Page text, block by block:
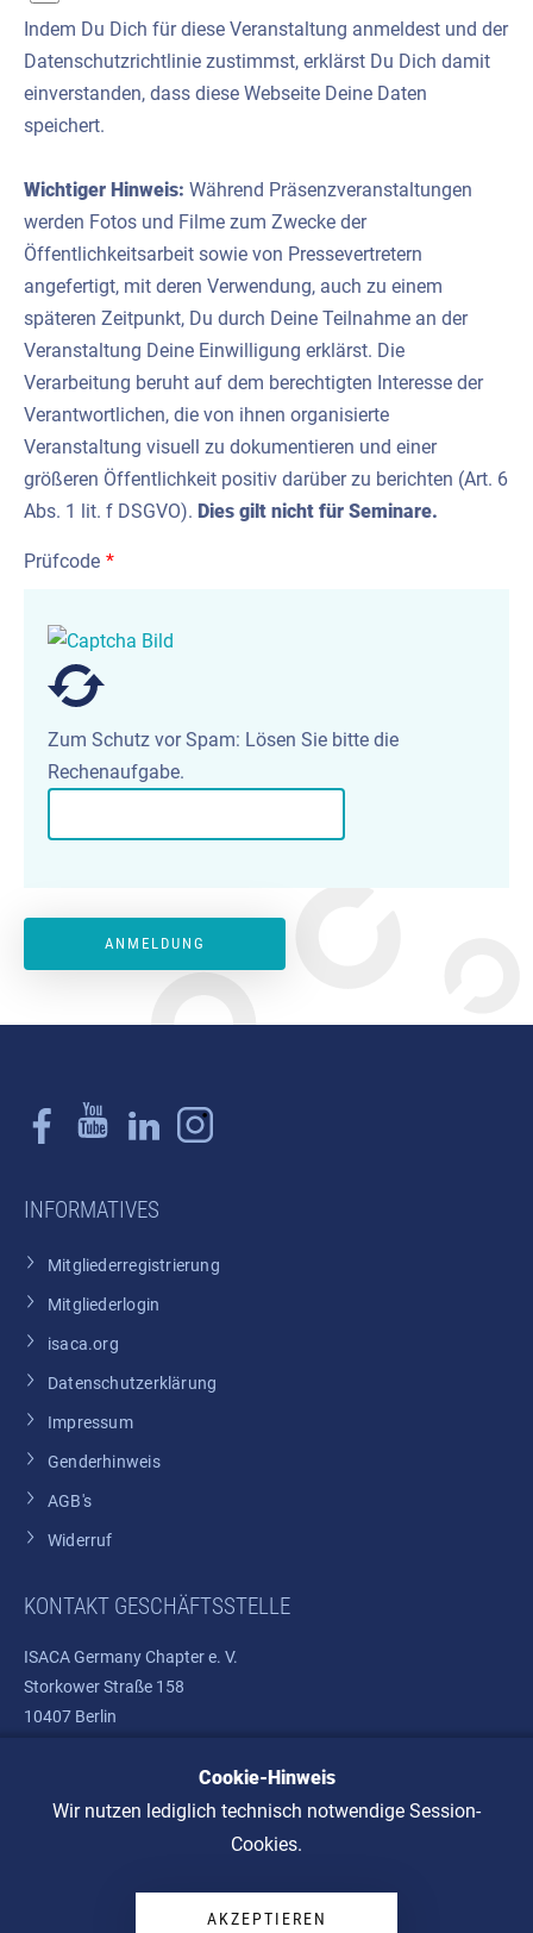
Indem Du Dich für diese Veranstaltung anmeldest und der
Datenschutzrichtlinie zustimmst, erklärst Du Dich damit
einverstanden, dass diese Webseite Deine Daten
speichert.
Wichtiger Hinweis: Während Präsenzveranstaltungen
werden Fotos und Filme zum Zwecke der
Öffentlichkeitsarbeit sowie von Pressevertretern
angefertigt, mit deren Verwendung, auch zu einem
späteren Zeitpunkt, Du durch Deine Teilnahme an der
Veranstaltung Deine Einwilligung erklärst. Die
Verarbeitung beruht auf dem berechtigten Interesse der
Verantwortlichen, die von ihnen organisierte
Veranstaltung visuell zu dokumentieren und einer
größeren Öffentlichkeit positiv darüber zu berichten (Art. 6
Abs. 1 lit. f DSGVO). Dies gilt nicht für Seminare.
Prüfcode *
Zum Schutz vor Spam: Lösen Sie bitte die
Rechenaufgabe.
INFORMATIVES
Mitgliederregistrierung
Mitgliederlogin
isaca.org
Datenschutzerklärung
Impressum
Genderhinweis
AGB's
Widerruf
KONTAKT GESCHÄFTSSTELLE
ISACA Germany Chapter e. V.
Storkower Straße 158
10407 Berlin
Telefon: +49 30 37580810
E-Mail:info@isaca.de
Cookie-Hinweis
Wir nutzen lediglich technisch notwendige Session-
Cookies.
AKZEPTIEREN